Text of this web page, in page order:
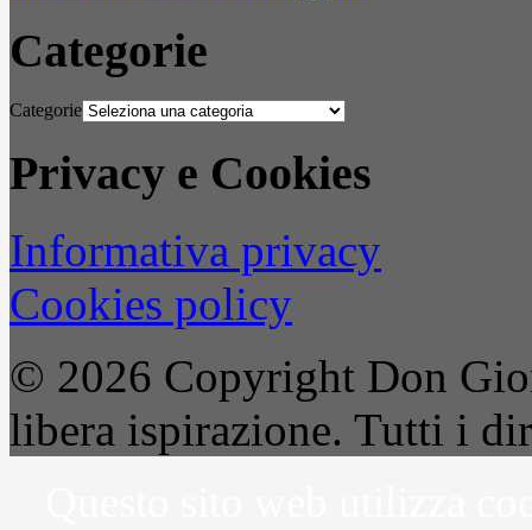
Categorie
Categorie
Privacy e Cookies
Informativa privacy
Cookies policy
© 2026 Copyright Don
libera ispirazione. Tutti i